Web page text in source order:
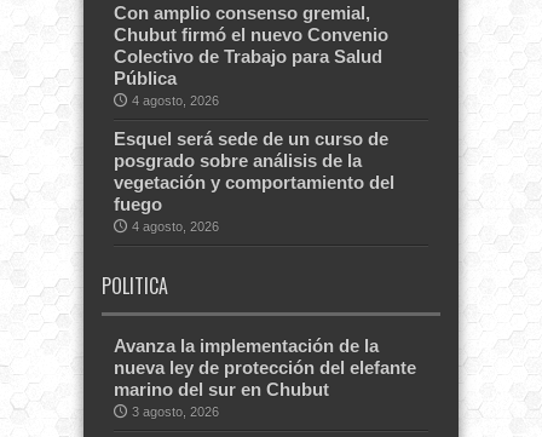
Con amplio consenso gremial,
Chubut firmó el nuevo Convenio
Colectivo de Trabajo para Salud
Pública
4 agosto, 2026
Esquel será sede de un curso de
posgrado sobre análisis de la
vegetación y comportamiento del
fuego
4 agosto, 2026
POLITICA
Avanza la implementación de la
nueva ley de protección del elefante
marino del sur en Chubut
3 agosto, 2026